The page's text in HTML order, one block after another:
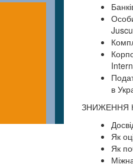
в
ЗНИЖЕННЯ
Як
Як